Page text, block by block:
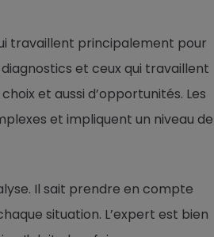
travaillent principalement pour
et ceux qui travaillent
et aussi d’opportunités. Les
et impliquent un niveau de
Il sait prendre en compte
situation. L’expert est bien